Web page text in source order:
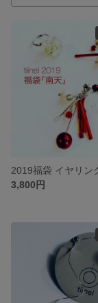
3,800円